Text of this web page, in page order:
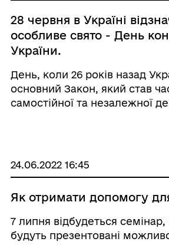
28 червня в Україні
особливе свято - День
України.
День, коли 26 років назад
основний Закон, який став
самостійної та незалежної
конституцію зал ...
24.06.2022 16:45
Як отримати допомогу
7 липня відбудеться семінар,
будуть презентовані